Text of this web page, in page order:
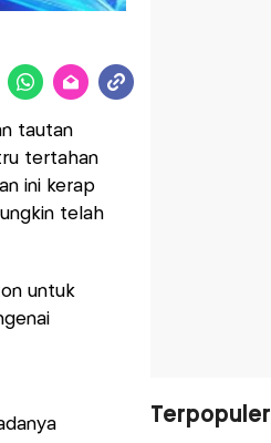
tautan
tertahan
ini kerap
telah
untuk
Terpopuler